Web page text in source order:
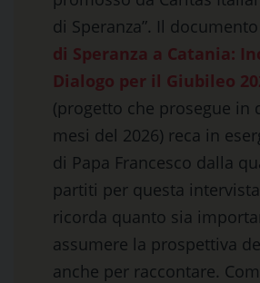
di Speranza”. Il documento
di Speranza a Catania:
Dialogo per il Giubileo
(progetto che prosegue in
mesi del 2026) reca in
di Papa Francesco dalla
partiti per questa
ricorda quanto sia
assumere la prospettiva
anche per raccontare.